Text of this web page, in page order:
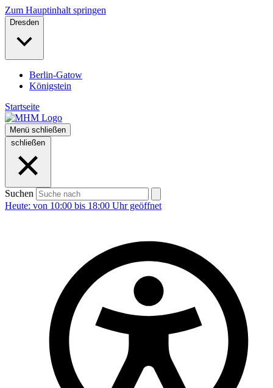
Zum Hauptinhalt springen
Dresden
Berlin-Gatow
Königstein
Startseite
Menü schließen
schließen
Suchen
Heute: von 10:00 bis 18:00 Uhr geöffnet